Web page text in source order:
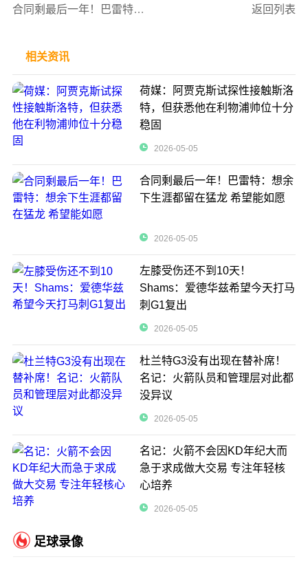
合同剩最后一年！巴雷特：想余下生涯都留在猛龙 希望能如愿 返回列表
相关资讯
荷媒：阿贾克斯试探性接触斯洛
特，但获悉他在利物浦帅位十分
稳固
2026-05-05
合同剩最后一年！巴雷特：想余
下生涯都留在猛龙 希望能如愿
2026-05-05
左膝受伤还不到10天！
Shams：爱德华兹希望今天打马
刺G1复出
2026-05-05
杜兰特G3没有出现在替补席！
名记：火箭队员和管理层对此都
没异议
2026-05-05
名记：火箭不会因KD年纪大而
急于求成做大交易 专注年轻核
心培养
2026-05-05
足球录像